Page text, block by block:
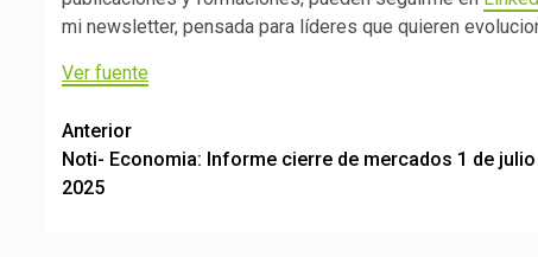
mi newsletter, pensada para líderes que quieren
Ver fuente
Post
navigation
Anterior
Noti- Economia: Informe cierre de mercados 1 de
2025